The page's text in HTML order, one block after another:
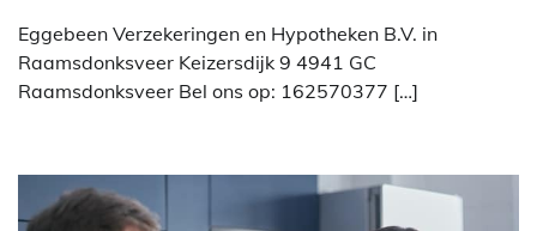
Eggebeen Verzekeringen en Hypotheken B.V. in
Raamsdonksveer Keizersdijk 9 4941 GC
Raamsdonksveer Bel ons op: 162570377 […]